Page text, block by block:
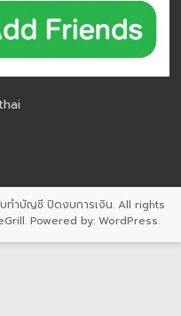
ทำบัญชี ปิดงบการเงิน. All rights
Powered by:WordPress.